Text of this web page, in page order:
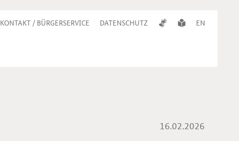
KONTAKT / BÜRGERSERVICE DATENSCHUTZ EN
16.02.2026